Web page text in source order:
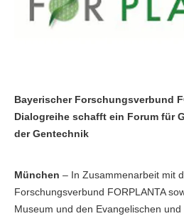
Bayerischer Forschungsverbund
Dialogreihe schafft ein Forum für
der Gentechnik
München – In Zusammenarbeit mit
Forschungsverbund FORPLANTA
Museum und den Evangelischen und